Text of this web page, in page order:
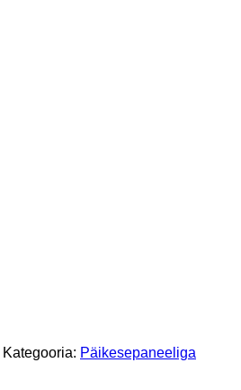
Kategooria: Päikesepaneeliga